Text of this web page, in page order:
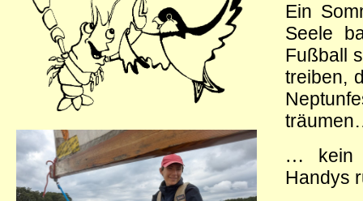
Ein
Seele
Fußball
treiben,
… kein
Handys